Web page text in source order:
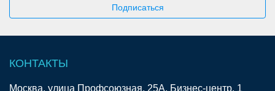
КОНТАКТЫ
Москва, улица Профсоюзная, 25А, Бизнес-центр, 1